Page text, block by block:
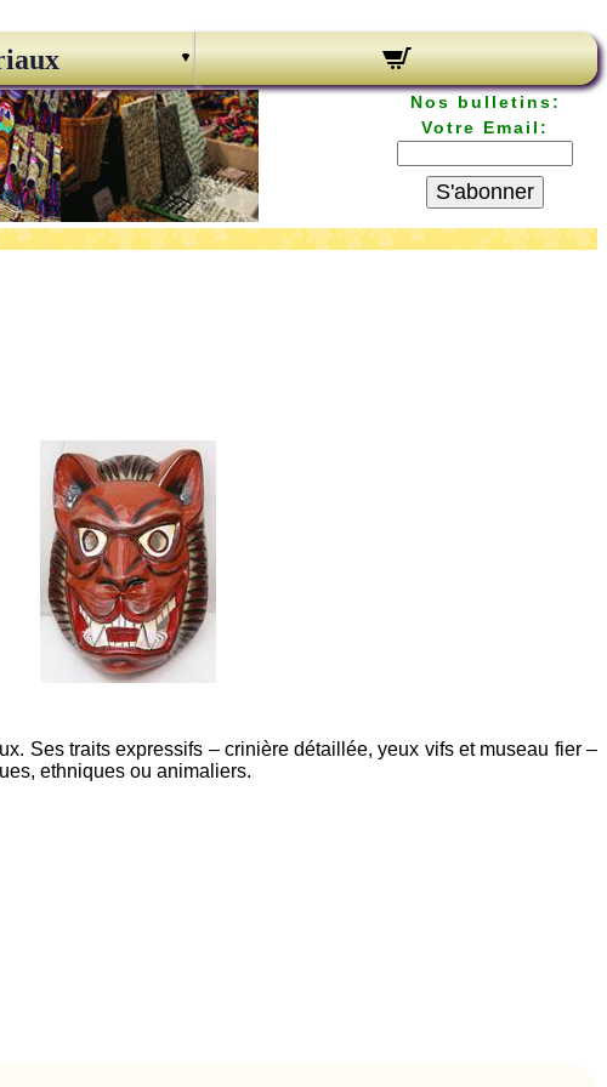
Nos bulletins:
Votre Email:
S'abonner
Ses traits expressifs – crinière détaillée, yeux vifs et museau fier –
ethniques ou animaliers.